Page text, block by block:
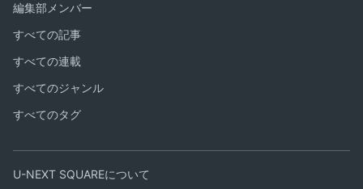
編集部メンバー
すべての記事
すべての連載
すべてのジャンル
すべてのタグ
U-NEXT SQUAREについて